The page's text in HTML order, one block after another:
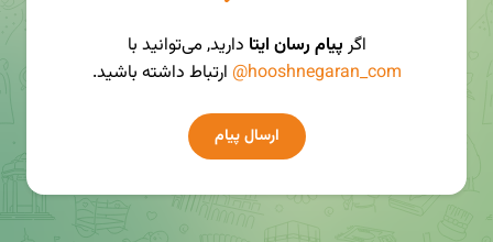
اگر پیام رسان ایتا دارید, می‌توانید با
@hooshnegaran_com ارتباط داشته باشید.
ارسال پیام